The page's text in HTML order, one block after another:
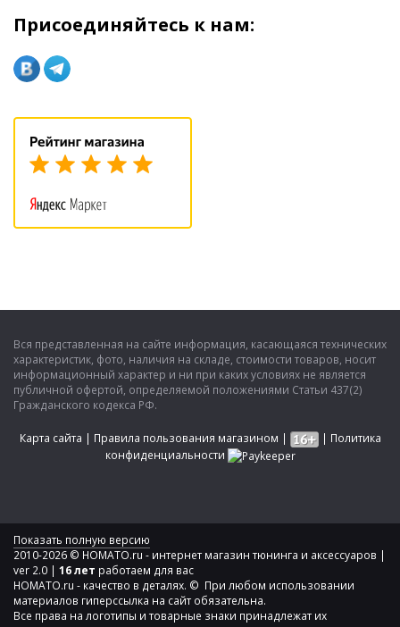
Присоединяйтесь к нам:
Вся представленная на сайте информация, касающаяся технических
характеристик, фото, наличия на складе, стоимости товаров, носит
информационный характер и ни при каких условиях не является
публичной офертой, определяемой положениями Статьи 437(2)
Гражданского кодекса РФ.
Карта сайта | Правила пользования магазином | | Политика
конфиденциальности
Показать полную версию
2010-2026 © HOMATO.ru - интернет магазин тюнинга и аксессуаров |
ver 2.0 | 16 лет работаем для вас
HOMATO.ru - качество в деталях. © При любом использовании
материалов гиперссылка на сайт обязательна.
Все права на логотипы и товарные знаки принадлежат их